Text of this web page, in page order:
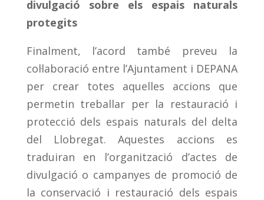
divulgació sobre els espais naturals
protegits
Finalment, l’acord també preveu la
col·laboració entre l’Ajuntament i DEPANA
per crear totes aquelles accions que
permetin treballar per la restauració i
protecció dels espais naturals del delta
del Llobregat. Aquestes accions es
traduiran en l’organització d’actes de
divulgació o campanyes de promoció de
la conservació i restauració dels espais